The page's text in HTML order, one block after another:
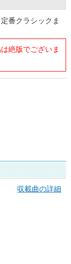
番クラシックま
絶版でございま
収載曲の詳細